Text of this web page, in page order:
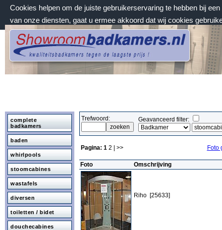
Cookies helpen om de juiste gebruikerservaring te hebben bij
van onze diensten, gaat u ermee akkoord dat wij cookies
zaterdag 8 augustus 2026, 09:45 uur
Welkom bij Showroombadkamers.nl
complete
badkamers
baden
whirlpools
stoomcabines
wastafels
diversen
toiletten / bidet
douchecabines
Trefwoord: Geavanceerd filter:
Pagina: 1 2 | >> Foto
Foto Omschrijving
Riho [25633]